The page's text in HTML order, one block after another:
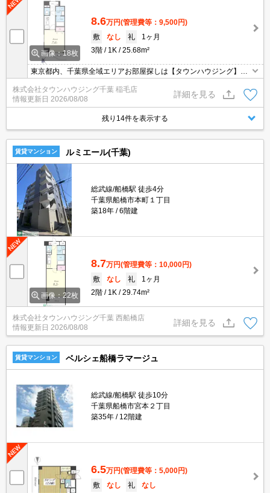
画像：18枚
8.6万円(管理費等：9,500円)
敷
なし 礼
1ヶ月
3階
1K 25.68m²
東京都内、千葉県全域エリアお部屋探しは【タウンハウジング】に
お任せください！オンラインでご相談・ご見学・ご契約お手続きも
ご対応可能です。
株式会社タウンハウジング千葉 稲毛店
情報更新日 2026/08/08
詳細を見る
残り14件を表示する
賃貸マンション ルミエール(千葉)
総武線/船橋駅 徒歩4分
千葉県船橋市本町１丁目
築18年
6階建
画像：22枚
8.7万円(管理費等：10,000円)
敷
なし 礼
1ヶ月
2階
1K 29.74m²
株式会社タウンハウジング千葉 西船橋店
情報更新日 2026/08/08
詳細を見る
賃貸マンション ベルシェ船橋ラマージュ
総武線/船橋駅 徒歩10分
千葉県船橋市宮本２丁目
築35年
12階建
6.5万円(管理費等：5,000円)
敷
なし 礼
なし